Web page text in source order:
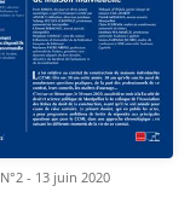
N°2 - 13 juin 2020